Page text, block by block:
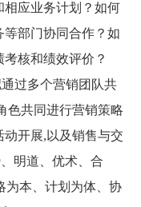
应业务计划？如何
部门协同合作？如
核和绩效评价？
过多个营销团队共
色共同进行营销策略
开展,以及销售与交
明道、优术、合
为本、计划为体、协